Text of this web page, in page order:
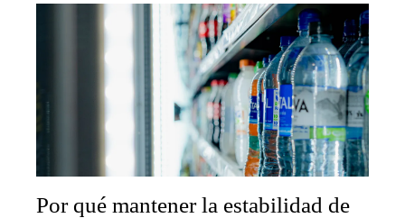
Por qué mantener la estabilidad de